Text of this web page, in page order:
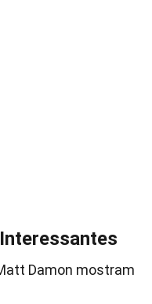
Damon mostram